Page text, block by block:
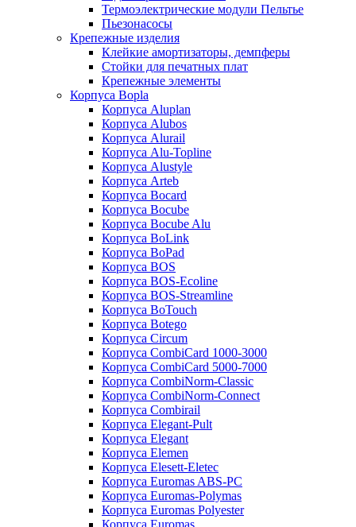
Термоэлектрические модули Пельтье
Пьезонасосы
Крепежные изделия
Клейкие амортизаторы, демпферы
Стойки для печатных плат
Крепежные элементы
Корпуса Bopla
Корпуса Aluplan
Корпуса Alubos
Корпуса Alurail
Корпуса Alu-Topline
Корпуса Alustyle
Корпуса Arteb
Корпуса Bocard
Корпуса Bocube
Корпуса Bocube Alu
Корпуса BoLink
Корпуса BoPad
Корпуса BOS
Корпуса BOS-Ecoline
Корпуса BOS-Streamline
Корпуса BoTouch
Корпуса Botego
Корпуса Circum
Корпуса CombiCard 1000-3000
Корпуса CombiCard 5000-7000
Корпуса CombiNorm-Classic
Корпуса CombiNorm-Connect
Корпуса Combirail
Корпуса Elegant-Pult
Корпуса Elegant
Корпуса Elemen
Корпуса Elesett-Eletec
Корпуса Euromas ABS-PC
Корпуса Euromas-Polymas
Корпуса Euromas Polyester
Корпуса Euromas